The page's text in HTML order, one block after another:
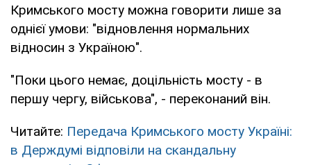
Кримського мосту можна говорити лише за
однієї умови: "відновлення нормальних
відносин з Україною".
"Поки цього немає, доцільність мосту - в
першу чергу, військова", - переконаний він.
Читайте: Передача Кримського мосту Україні:
в Держдумі відповіли на скандальну